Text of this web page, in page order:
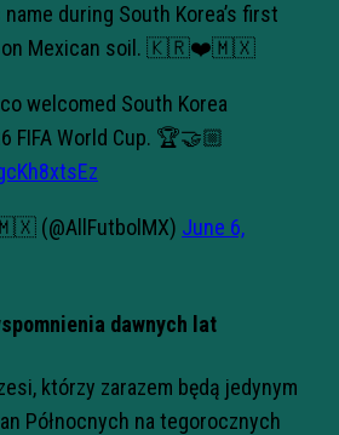
name during South Korea’s first
on Mexican soil. 🇰🇷❤️🇲🇽
welcomed South Korea
FIFA World Cup. 🏆🤝🏼
(@AllFutbolMX) June 6,
dawnych lat
którzy zarazem będą jedynym
Północnych na tegorocznych